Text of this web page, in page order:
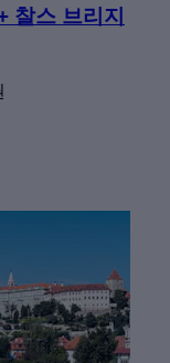
찰스 브리지